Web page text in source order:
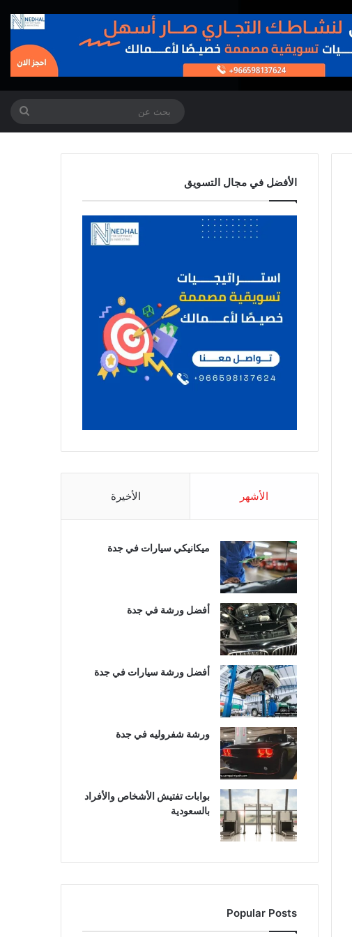
عن
الأفضل في مجال التسويق
الأشهر الأخيرة
ميكانيكي سيارات في جدة
أفضل ورشة في جدة
أفضل ورشة سيارات في جدة
ورشة شفروليه في جدة
بوابات تفتيش الأشخاص والأفراد
بالسعودية
Popular Posts